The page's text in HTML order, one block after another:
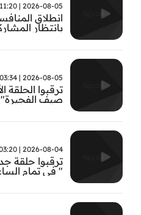
2026-08-05 | 11:20
انطلاق
2026-08-05 | 03:34
ترقبوا الحلقة
صيف الفجيرة"
2026-08-04 | 03:20
ترقبوا حلقة
" في تمام الساعة